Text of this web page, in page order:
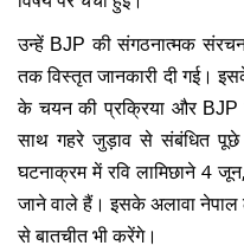
उन्हें BJP की संगठनात्मक
तक विस्तृत जानकारी दी गई।
के चयन की प्रक्रिया और BJP
साथ गहरे जुड़ाव से संबंधित पूछे
घटनाक्रम में रवि लामिछाने 4
जाने वाले हैं। इसके अलावा नेपाल
से बातचीत भी करेंगे।